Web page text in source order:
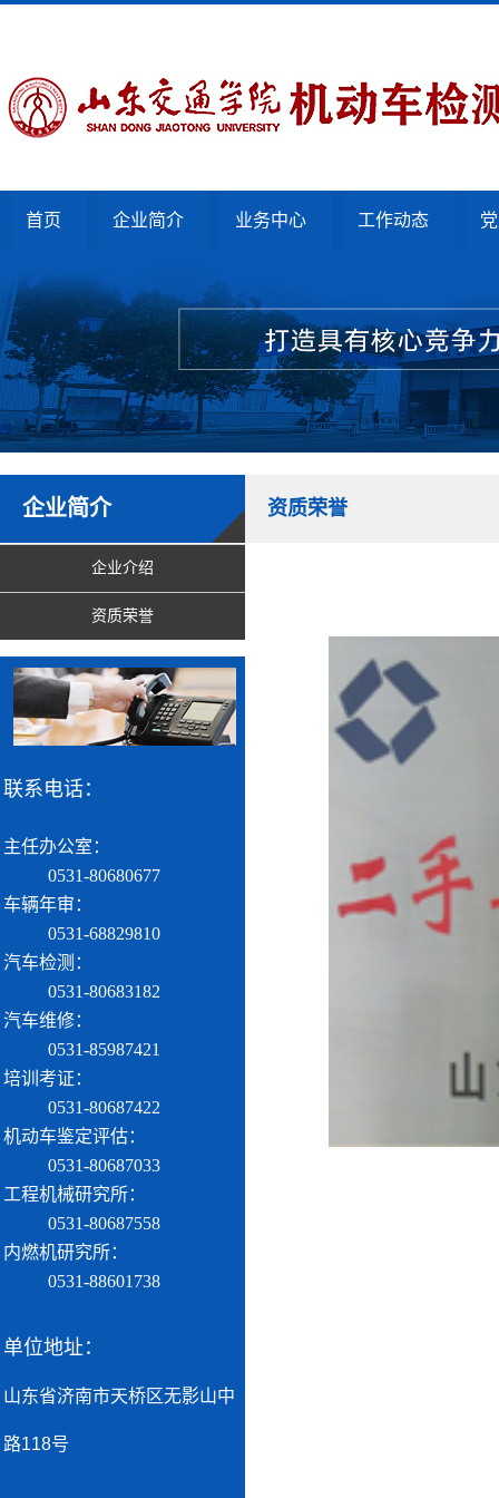
首页 企业简介 业务中心 工作动态
企业简介
企业介绍
资质荣誉
联系电话：
主任办公室：
0531-80680677
车辆年审：
0531-68829810
汽车检测：
0531-80683182
汽车维修：
0531-85987421
培训考证：
0531-80687422
机动车鉴定评估：
0531-80687033
工程机械研究所：
0531-80687558
内燃机研究所：
0531-88601738
单位地址：
山东省济南市天桥区无影山中
路118号
资质荣誉